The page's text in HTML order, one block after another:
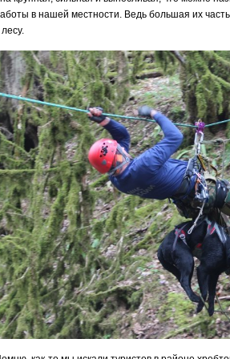
в нашей местности. Ведь большая их
лесу.